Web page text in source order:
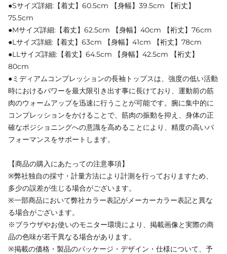
●Sサイズ詳細:【着丈】60.5cm 【身幅】39.5cm 【裄丈】
75.5cm
●Mサイズ詳細:【着丈】62.5cm 【身幅】40cm 【裄丈】76cm
●Lサイズ詳細:【着丈】63cm 【身幅】41cm 【裄丈】78cm
●LLサイズ詳細:【着丈】64.5cm 【身幅】42.5cm 【裄丈】
80cm
●ミディアムコンプレッションの長袖トップスは、強度の低い活動
時におけるパワーを最大限引き出す事に長けており、運動前の筋
肉のウォームアップを迅速に行うことが可能です。腕に集中的に
コンプレッションをかけることで、筋肉の振動を抑え、身体の正
確なポジショニングへの意識を高めることにより、精度の高いパ
フォーマンスをサポートします。
【商品の購入にあたっての注意事項】
※弊社独自の採寸・計量方法により計測を行っておりますため、
多少の誤差が生じる場合がございます。
※一部商品において弊社カラー表記がメーカーカラー表記と異な
る場合がございます。
※ブラウザやお使いのモニター環境により、掲載画像と実際の商
品の色味が若干異なる場合があります。
※掲載の価格・製品のパッケージ・デザイン・仕様について、予